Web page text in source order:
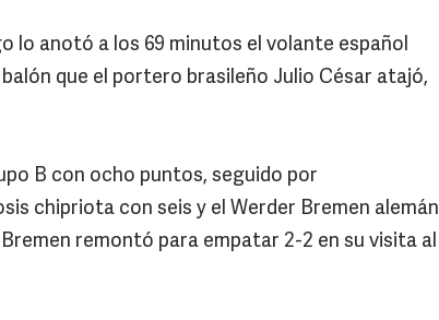
lo anotó a los 69 minutos el volante español
que el portero brasileño Julio César atajó,
B con ocho puntos, seguido por
chipriota con seis y el Werder Bremen alemán
remontó para empatar 2-2 en su visita al